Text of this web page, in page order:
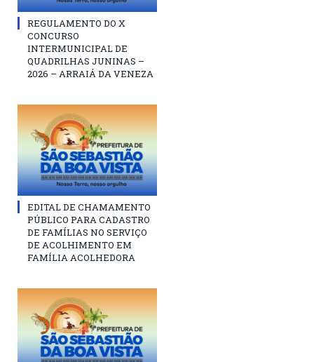
REGULAMENTO DO X
CONCURSO
INTERMUNICIPAL DE
QUADRILHAS JUNINAS –
2026 – ARRAIÁ DA VENEZA
EDITAL DE CHAMAMENTO
PÚBLICO PARA CADASTRO
DE FAMÍLIAS NO SERVIÇO
DE ACOLHIMENTO EM
FAMÍLIA ACOLHEDORA